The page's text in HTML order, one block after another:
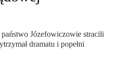
Józefowiczowie stracili
dramatu i popełni